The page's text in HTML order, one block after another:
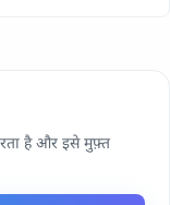
है और इसे मुफ़्त